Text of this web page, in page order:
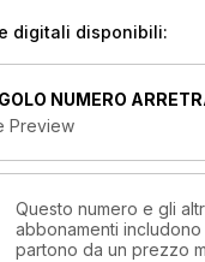
digitali disponibili:
NUMERO
Preview
Questo numero e gli
abbonamenti
partono da un prezzo